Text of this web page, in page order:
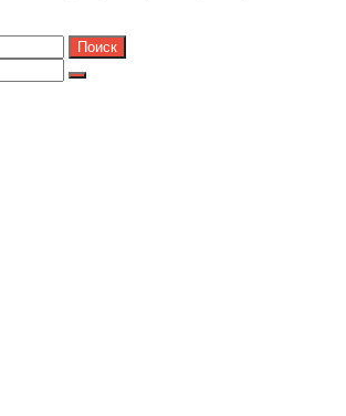
Search